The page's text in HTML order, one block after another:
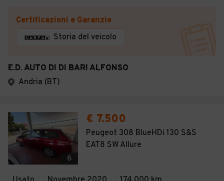
Certificazioni e Garanzie
Storia del veicolo
E.D. AUTO DI DI BARI ALFONSO
Andria (BT)
6
€ 7.500
Peugeot 308 BlueHDi 130 S&S
EAT8 SW Allure